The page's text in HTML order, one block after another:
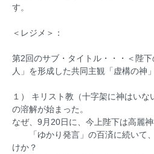
す。
＜レジメ＞：
第2回のサブ・タイトル・・・＜陛
人」を形成した共同主観「虚構の神
１） キリスト教（十字架に神はい
の溶解が始まった。
なぜ、9月20日に、今上陛下は高麗
「ゆかり発言」の百済に続いて
けか？